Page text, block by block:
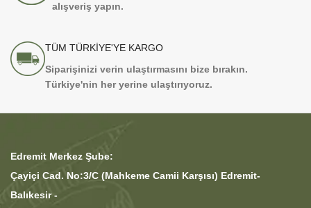
alışveriş yapın.
TÜM TÜRKİYE'YE KARGO
Siparişinizi verin ulaştırmasını bize bırakın.
Türkiye'nin her yerine ulaştırıyoruz.
Edremit Merkez Şube:
Çayiçi Cad. No:3/C (Mahkeme Camii Karşısı) Edremit-
Balıkesir -